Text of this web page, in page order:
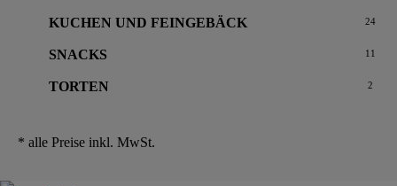
KUCHEN UND FEINGEBÄCK 24
SNACKS 11
TORTEN 2
* alle Preise inkl. MwSt.